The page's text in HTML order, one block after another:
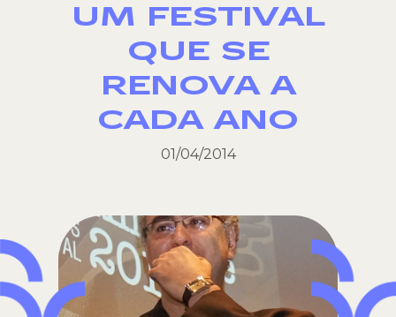
UM FESTIVAL
QUE SE
RENOVA A
CADA ANO
01/04/2014